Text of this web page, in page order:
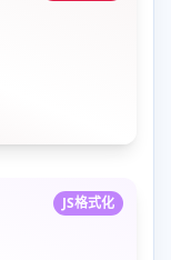
JS格式化